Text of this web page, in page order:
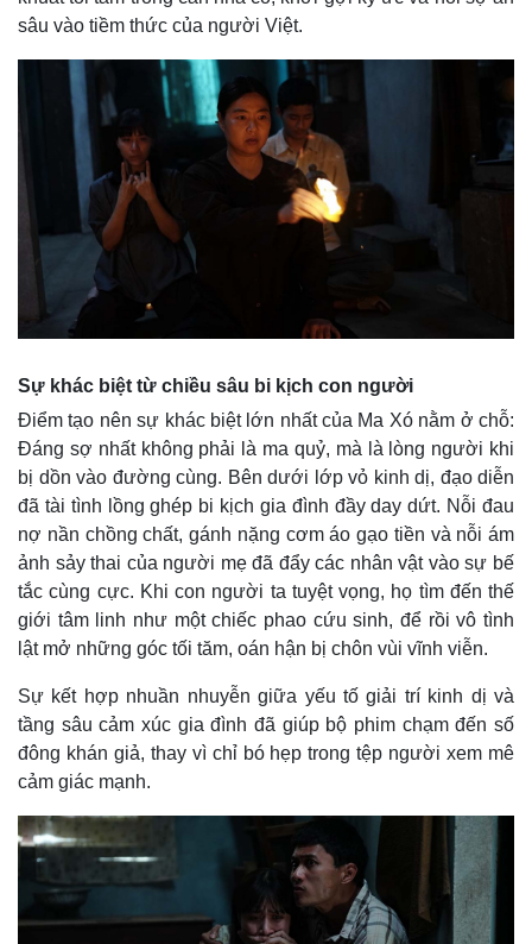
Quan sát
Cuộc sống đó đây
Hồ sơ
Multimedia
Video
Ảnh
E-Magazine
sâu vào tiềm thức của người Việt.
Sự khác biệt từ chiều sâu bi kịch con người
Điểm tạo nên sự khác biệt lớn nhất của Ma Xó nằm ở chỗ:
Đáng sợ nhất không phải là ma quỷ, mà là lòng người khi
bị dồn vào đường cùng. Bên dưới lớp vỏ kinh dị, đạo diễn
đã tài tình lồng ghép bi kịch gia đình đầy day dứt. Nỗi đau
nợ nần chồng chất, gánh nặng cơm áo gạo tiền và nỗi ám
ảnh sảy thai của người mẹ đã đẩy các nhân vật vào sự bế
tắc cùng cực. Khi con người ta tuyệt vọng, họ tìm đến thế
giới tâm linh như một chiếc phao cứu sinh, để rồi vô tình
lật mở những góc tối tăm, oán hận bị chôn vùi vĩnh viễn.
Sự kết hợp nhuần nhuyễn giữa yếu tố giải trí kinh dị và
tầng sâu cảm xúc gia đình đã giúp bộ phim chạm đến số
đông khán giả, thay vì chỉ bó hẹp trong tệp người xem mê
cảm giác mạnh.